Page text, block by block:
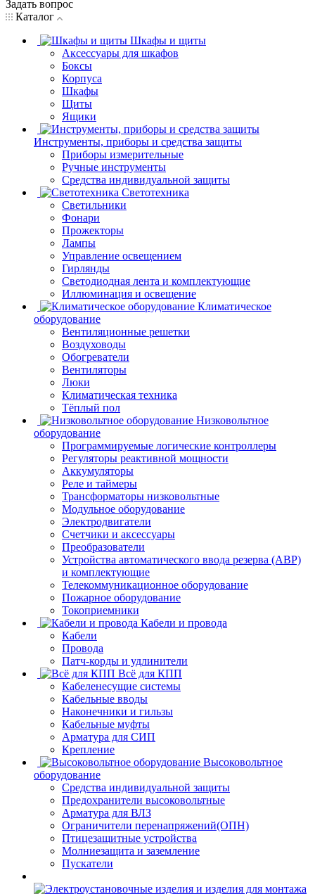
Задать вопрос
Каталог
Шкафы и щиты
Аксессуары для шкафов
Боксы
Корпуса
Шкафы
Щиты
Ящики
Инструменты, приборы и средства защиты
Приборы измерительные
Ручные инструменты
Средства индивидуальной защиты
Светотехника
Светильники
Фонари
Прожекторы
Лампы
Управление освещением
Гирлянды
Светодиодная лента и комплектующие
Иллюминация и освещение
Климатическое
оборудование
Вентиляционные решетки
Воздуховоды
Обогреватели
Вентиляторы
Люки
Климатическая техника
Тёплый пол
Низковольтное
оборудование
Программируемые логические контроллеры
Регуляторы реактивной мощности
Аккумуляторы
Реле и таймеры
Трансформаторы низковольтные
Модульное оборудование
Электродвигатели
Счетчики и аксессуары
Преобразователи
Устройства автоматического ввода резерва (АВР)
и комплектующие
Телекоммуникационное оборудование
Пожарное оборудование
Токоприемники
Кабели и провода
Кабели
Провода
Патч-корды и удлинители
Всё для КПП
Кабеленесущие системы
Кабельные вводы
Наконечники и гильзы
Кабельные муфты
Арматура для СИП
Крепление
Высоковольтное
оборудование
Средства индивидуальной защиты
Предохранители высоковольтные
Арматура для ВЛЗ
Ограничители перенапряжений(ОПН)
Птицезащитные устройства
Молниезащита и заземление
Пускатели